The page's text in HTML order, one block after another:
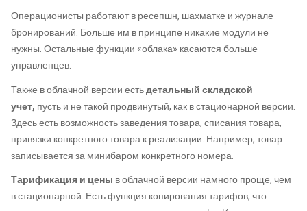
Операционисты работают в ресепшн, шахматке и журнале
бронирований. Больше им в принципе никакие модули не
нужны. Остальные функции «облака» касаются больше
управленцев.
Также в облачной версии естьдетальный складской
учет, пусть и не такой продвинутый, как в стационарной версии.
Здесь есть возможность заведения товара, списания товара,
привязки конкретного товара к реализации. Например, товар
записывается за минибаром конкретного номера.
Тарификация и цены в облачной версии намного проще, чем
в стационарной. Есть функция копирования тарифов, что